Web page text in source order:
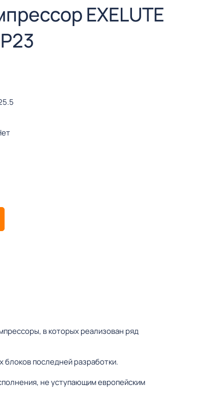
EXELUTE
в которых реализован ряд
последней разработки.
не уступающим европейским